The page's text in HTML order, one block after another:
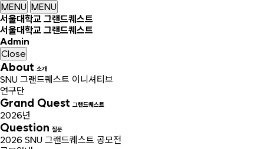
MENU MENU
서울대학교 그랜드퀘스트
서울대학교 그랜드퀘스트
Admin
Close
About 소개
SNU 그랜드퀘스트 이니셔티브
연구단
Grand Quest 그랜드퀘스트
2026년
Question 질문
2026 SNU 그랜드퀘스트 공모전